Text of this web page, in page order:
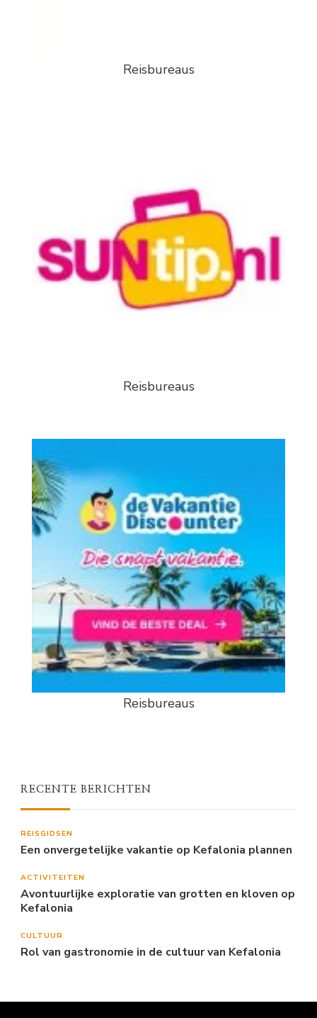
Reisbureaus
Reisbureaus
Reisbureaus
RECENTE BERICHTEN
REISGIDSEN
Een onvergetelijke vakantie op Kefalonia plannen
ACTIVITEITEN
Avontuurlijke exploratie van grotten en kloven op
Kefalonia
CULTUUR
Rol van gastronomie in de cultuur van Kefalonia